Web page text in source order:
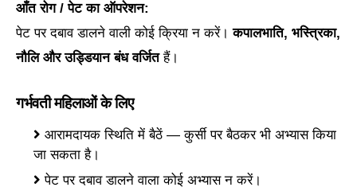
आँत रोग / पेट का ऑपरेशन:
पेट पर दबाव डालने वाली कोई क्रिया न करें।कपालभाति, भस्त्रिका,
नौलि और उड्डियान बंध वर्जितहैं।
गर्भवती महिलाओं के लिए
आरामदायक स्थिति में बैठें — कुर्सी पर बैठकर भी अभ्यास किया
जा सकता है।
पेट पर दबाव डालने वाला कोई अभ्यास न करें।